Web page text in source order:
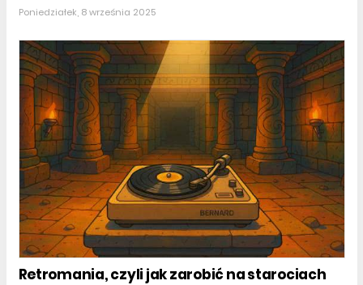
Poniedziałek, 8 września 2025
Retromania, czyli jak zarobić na starociach